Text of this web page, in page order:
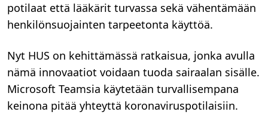
potilaat että lääkärit turvassa sekä vähentämään
henkilönsuojainten tarpeetonta käyttöä.
Nyt HUS on kehittämässä ratkaisua, jonka avulla
nämä innovaatiot voidaan tuoda sairaalan sisälle.
Microsoft Teamsia käytetään turvallisempana
keinona pitää yhteyttä koronaviruspotilaisiin.